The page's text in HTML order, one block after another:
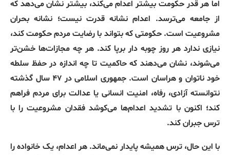
اما هر قدر حکومت بیشتر اعدام می‌کند، بیشتر نشان می‌دهد که
از جامعه می‌ترسد. اعدام نشانه قدرت نیست؛ نشانه بحران
مشروعیت است.حکومتی که بتواند با رضایت مردم حکومت کند،
نیازی ندارد هر روز چوبه دار برپا کند. هر چه مجازات‌ها خشن‌تر
می‌شوند، نشان می‌دهند که حاکمیت تا چه اندازه در حفظ سلطه
خود ناتوان و هراسان است.
جمهوری اسلامی در ۴۷ سال گذشته
نتوانسته آزادی، رفاه، امنیت انسانی یا عدالت برای مردم فراهم
کند؛ اکنون با تشدید اعدام‌ها می‌کوشد فقدان مشروعیت را با
ترس جبران کند.
با این حال، ترس همیشه پایدار نمی‌ماند. هر اعدام، یک خانواده را